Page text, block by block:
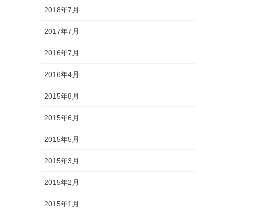
2018年7月
2017年7月
2016年7月
2016年4月
2015年8月
2015年6月
2015年5月
2015年3月
2015年2月
2015年1月